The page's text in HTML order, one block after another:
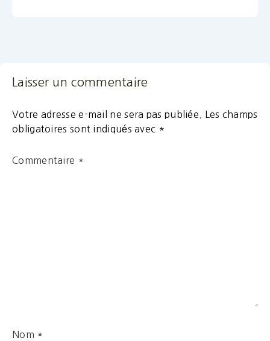
Laisser un commentaire
Votre adresse e-mail ne sera pas publiée.
Les champs
obligatoires sont indiqués avec *
Commentaire *
Nom *